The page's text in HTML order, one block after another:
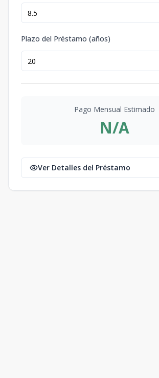
Plazo del Préstamo (años)
Pago Mensual Estimado
N/A
Ver Detalles del Préstamo